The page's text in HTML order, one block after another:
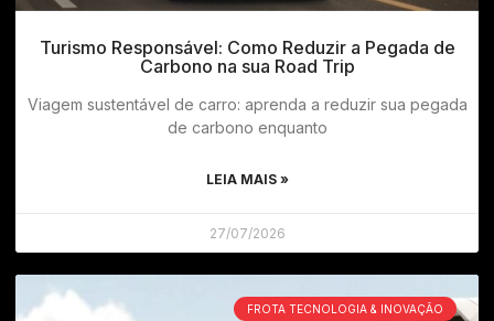
Turismo Responsável: Como Reduzir a Pegada de
Carbono na sua Road Trip
Viagem sustentável de carro: aprenda a reduzir sua pegada
de carbono enquanto
LEIA MAIS »
27/07/2026
FROTA TECNOLOGIA & INOVAÇÃO